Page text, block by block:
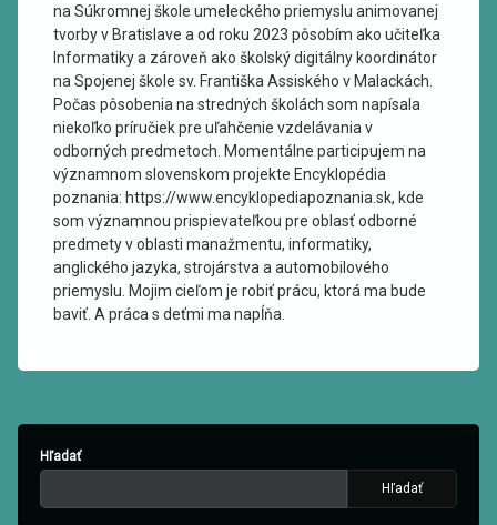
na Súkromnej škole umeleckého priemyslu animovanej
tvorby v Bratislave a od roku 2023 pôsobím ako učiteľka
Informatiky a zároveň ako školský digitálny koordinátor
na Spojenej škole sv. Františka Assiského v Malackách.
Počas pôsobenia na stredných školách som napísala
niekoľko príručiek pre uľahčenie vzdelávania v
odborných predmetoch. Momentálne participujem na
významnom slovenskom projekte Encyklopédia
poznania: https://www.encyklopediapoznania.sk, kde
som významnou prispievateľkou pre oblasť odborné
predmety v oblasti manažmentu, informatiky,
anglického jazyka, strojárstva a automobilového
priemyslu. Mojim cieľom je robiť prácu, ktorá ma bude
baviť. A práca s deťmi ma napĺňa.
Hľadať
Hľadať